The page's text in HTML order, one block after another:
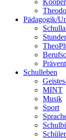
Pädagogik/
Schulleben
MINT
Musik
Sport